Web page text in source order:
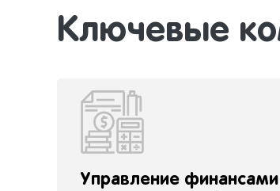
Ключевые
Управление